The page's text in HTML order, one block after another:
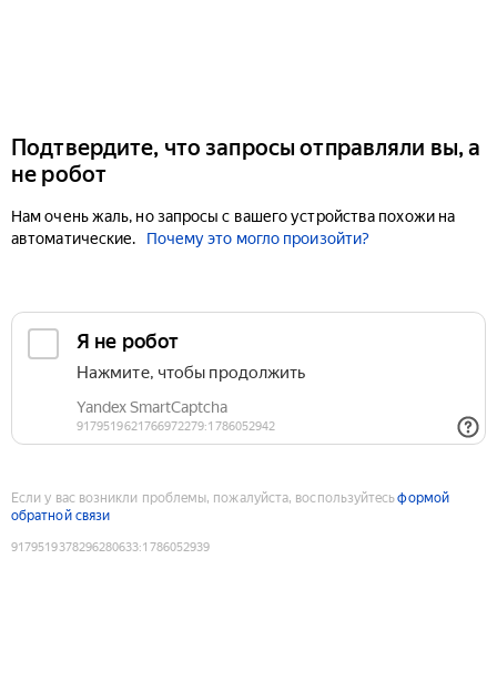
Подтвердите, что запросы отправляли вы, а
не робот
Нам очень жаль, но запросы с вашего устройства похожи на
автоматические.
Почему это могло произойти?
Если у вас возникли проблемы, пожалуйста, воспользуйтесьформой
обратной связи
9179519378296280633:1786052939